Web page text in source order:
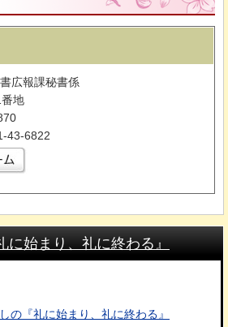
広報課秘書係
地
43-6822
始まり、礼に終わる』
の『礼に始まり、礼に終わる』